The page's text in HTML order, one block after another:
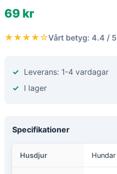
69 kr
★★★★☆Vårt betyg: 4.4 / 5
Leverans: 1-4 vardagar
I lager
Specifikationer
Husdjur Hundar